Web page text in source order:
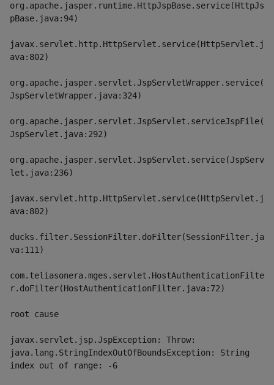
org.apache.jasper.runtime.HttpJspBase.service(HttpJs
pBase.java:94)
javax.servlet.http.HttpServlet.service(HttpServlet.j
ava:802)
org.apache.jasper.servlet.JspServletWrapper.service(
JspServletWrapper.java:324)
org.apache.jasper.servlet.JspServlet.serviceJspFile(
JspServlet.java:292)
org.apache.jasper.servlet.JspServlet.service(JspServ
let.java:236)
javax.servlet.http.HttpServlet.service(HttpServlet.j
ava:802)
ducks.filter.SessionFilter.doFilter(SessionFilter.ja
va:111)
com.teliasonera.mges.servlet.HostAuthenticationFilte
r.doFilter(HostAuthenticationFilter.java:72)
root cause
javax.servlet.jsp.JspException: Throw:
java.lang.StringIndexOutOfBoundsException: String
index out of range: -6